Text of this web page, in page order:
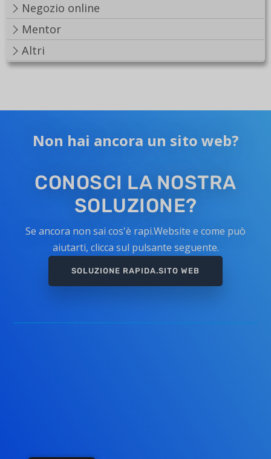
Negozio online
Mentor
Altri
Non hai ancora un sito web?
CONOSCI LA NOSTRA
SOLUZIONE?
Se ancora non sai cos'è rapi.Website e come può
aiutarti, clicca sul pulsante seguente.
SOLUZIONE RAPIDA.SITO WEB